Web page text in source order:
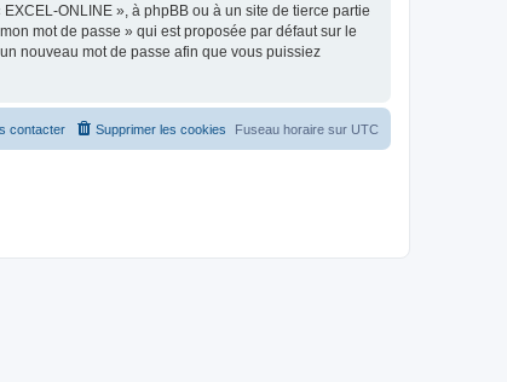
ONLINE », à phpBB ou à un site de tierce partie
mot de passe » qui est proposée par défaut sur le
nouveau mot de passe afin que vous puissiez
Fuseau horaire sur UTC
Supprimer les cookies
contacter